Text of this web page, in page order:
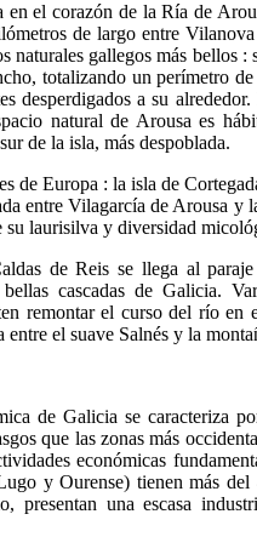
en el corazón de la Ría de
de largo entre
naturales gallegos más bellos
totalizando un perímetro
desperdigados a su
natural de Arousa es
de la isla, más despoblada.
de Europa : la isla de
entre Vilagarcía de Arousa y
su laurisilva y diversidad
de Reis se llega al
cascadas de Galicia.
remontar el curso del río en
el suave Salnés y la
de Galicia se caracteriza
que las zonas más
económicas
y Ourense) tienen más
presentan una escasa